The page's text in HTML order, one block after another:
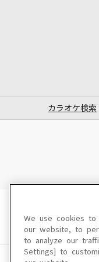
カラオケ検索
We use cookies to
our website, to
to analyze our
Settings] to